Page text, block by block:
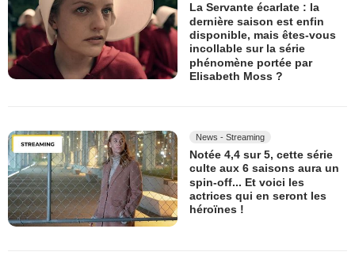
La Servante écarlate : la
dernière saison est enfin
disponible, mais êtes-vous
incollable sur la série
phénomène portée par
Elisabeth Moss ?
News - Streaming
Notée 4,4 sur 5, cette série
culte aux 6 saisons aura un
spin-off... Et voici les
actrices qui en seront les
héroïnes !